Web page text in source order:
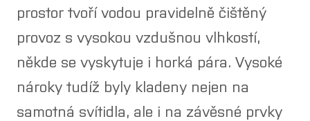
prostor tvoří vodou pravidelně čištěný
provoz s vysokou vzdušnou vlhkostí,
někde se vyskytuje i horká pára. Vysoké
nároky tudíž byly kladeny nejen na
samotná svítidla, ale i na závěsné prvky